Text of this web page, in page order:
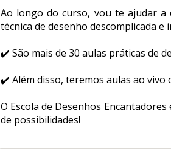
Ao longo do curso, vou te ajudar
técnica de desenho descomplicada e
✔️ São mais de 30 aulas práticas de
✔️ Além disso, teremos aulas ao vivo
O Escola de Desenhos
de possibilidades!